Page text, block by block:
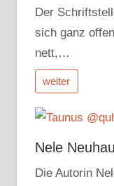
Der
sich ganz
nett,…
weiter
Nele
Die Autorin